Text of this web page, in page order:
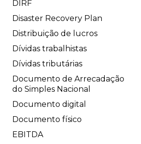
DIRF
Disaster Recovery Plan
Distribuição de lucros
Dívidas trabalhistas
Dívidas tributárias
Documento de Arrecadação
do Simples Nacional
Documento digital
Documento físico
EBITDA